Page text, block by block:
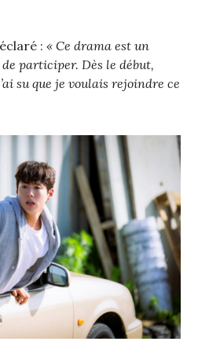
:« Ce drama est un
participer. Dès le début,
su que je voulais rejoindre ce